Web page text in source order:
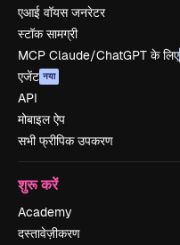
एआई वॉयस जनरेटर
स्टॉक सामग्री
MCP Claude/ChatGPT के लिए
एजेंट नया
API
मोबाइल ऐप
सभी फ्रीपिक उपकरण
शुरू करें
Academy
दस्तावेज़ीकरण